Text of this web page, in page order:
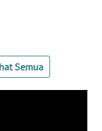
Semua